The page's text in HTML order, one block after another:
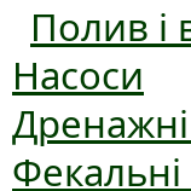
Полив і
Насоси